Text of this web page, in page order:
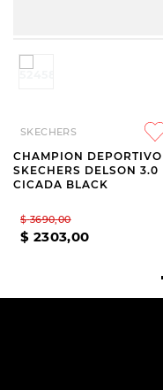
SKECHERS
CHAMPION DEPORTIVO
SKECHERS DELSON 3.0
CICADA BLACK
$ 3690,00
$ 2303,00